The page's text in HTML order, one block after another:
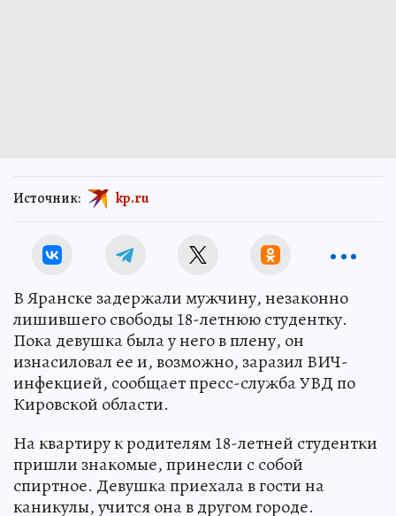
Источник: kp.ru
В Яранске задержали мужчину, незаконно
лишившего свободы 18-летнюю студентку.
Пока девушка была у него в плену, он
изнасиловал ее и, возможно, заразил ВИЧ-
инфекцией, сообщает пресс-служба УВД по
Кировской области.
На квартиру к родителям 18-летней студентки
пришли знакомые, принесли с собой
спиртное. Девушка приехала в гости на
каникулы, учится она в другом городе.